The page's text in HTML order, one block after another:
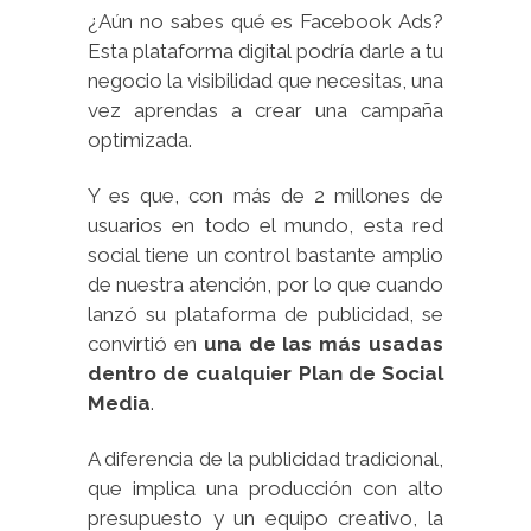
¿Aún no sabes qué es Facebook Ads?
Esta plataforma digital podría darle a tu
negocio la visibilidad que necesitas, una
vez aprendas a crear una campaña
optimizada.
Y es que, con más de 2 millones de
usuarios en todo el mundo, esta red
social tiene un control bastante amplio
de nuestra atención, por lo que cuando
lanzó su plataforma de publicidad, se
convirtió en una de las más usadas
dentro de cualquier Plan de Social
Media.
A diferencia de la publicidad tradicional,
que implica una producción con alto
presupuesto y un equipo creativo, la